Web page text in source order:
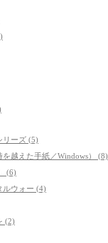
リーズ (5)
越えた手紙／Windows） (8)
(6)
ルウォー (4)
(2)